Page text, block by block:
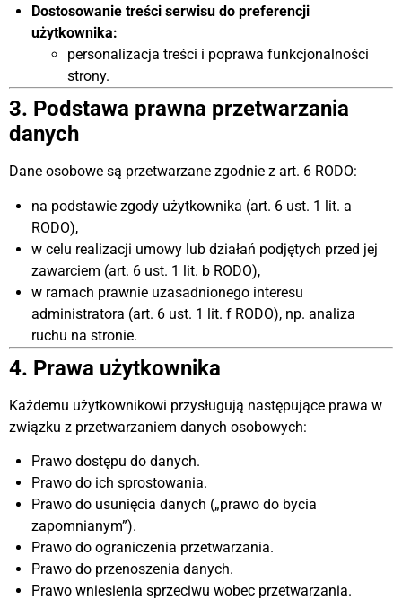
Dostosowanie treści serwisu do preferencji
użytkownika:
personalizacja treści i poprawa funkcjonalności
strony.
3. Podstawa prawna przetwarzania
danych
Dane osobowe są przetwarzane zgodnie z art. 6 RODO:
na podstawie zgody użytkownika (art. 6 ust. 1 lit. a
RODO),
w celu realizacji umowy lub działań podjętych przed jej
zawarciem (art. 6 ust. 1 lit. b RODO),
w ramach prawnie uzasadnionego interesu
administratora (art. 6 ust. 1 lit. f RODO), np. analiza
ruchu na stronie.
4. Prawa użytkownika
Każdemu użytkownikowi przysługują następujące prawa w
związku z przetwarzaniem danych osobowych:
Prawo dostępu do danych.
Prawo do ich sprostowania.
Prawo do usunięcia danych („prawo do bycia
zapomnianym”).
Prawo do ograniczenia przetwarzania.
Prawo do przenoszenia danych.
Prawo wniesienia sprzeciwu wobec przetwarzania.